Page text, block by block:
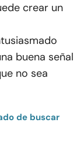
crear un
buena señal
no sea
de buscar